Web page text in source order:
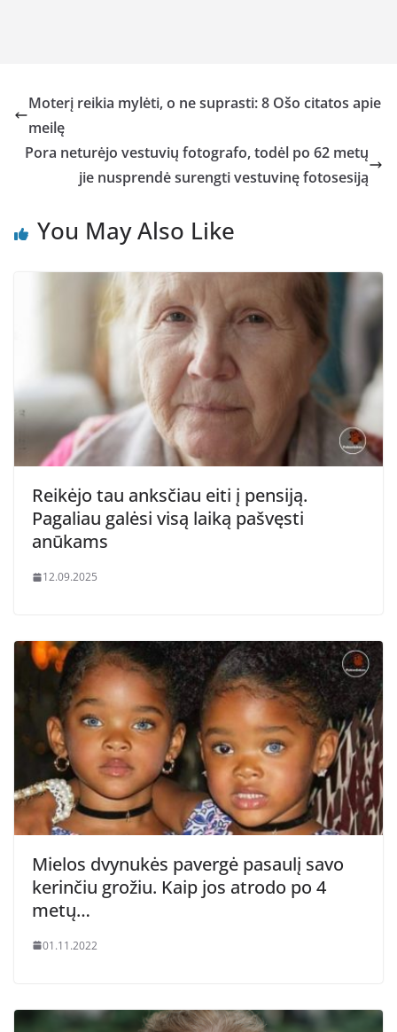
Moterį reikia mylėti, o ne suprasti: 8 Ošo citatos apie
meilę
Pora neturėjo vestuvių fotografo, todėl po 62 metų
jie nusprendė surengti vestuvinę fotosesiją
You May Also Like
Reikėjo tau anksčiau eiti į pensiją.
Pagaliau galėsi visą laiką pašvęsti
anūkams
12.09.2025
Mielos dvynukės pavergė pasaulį savo
kerinčiu grožiu. Kaip jos atrodo po 4
metų…
01.11.2022